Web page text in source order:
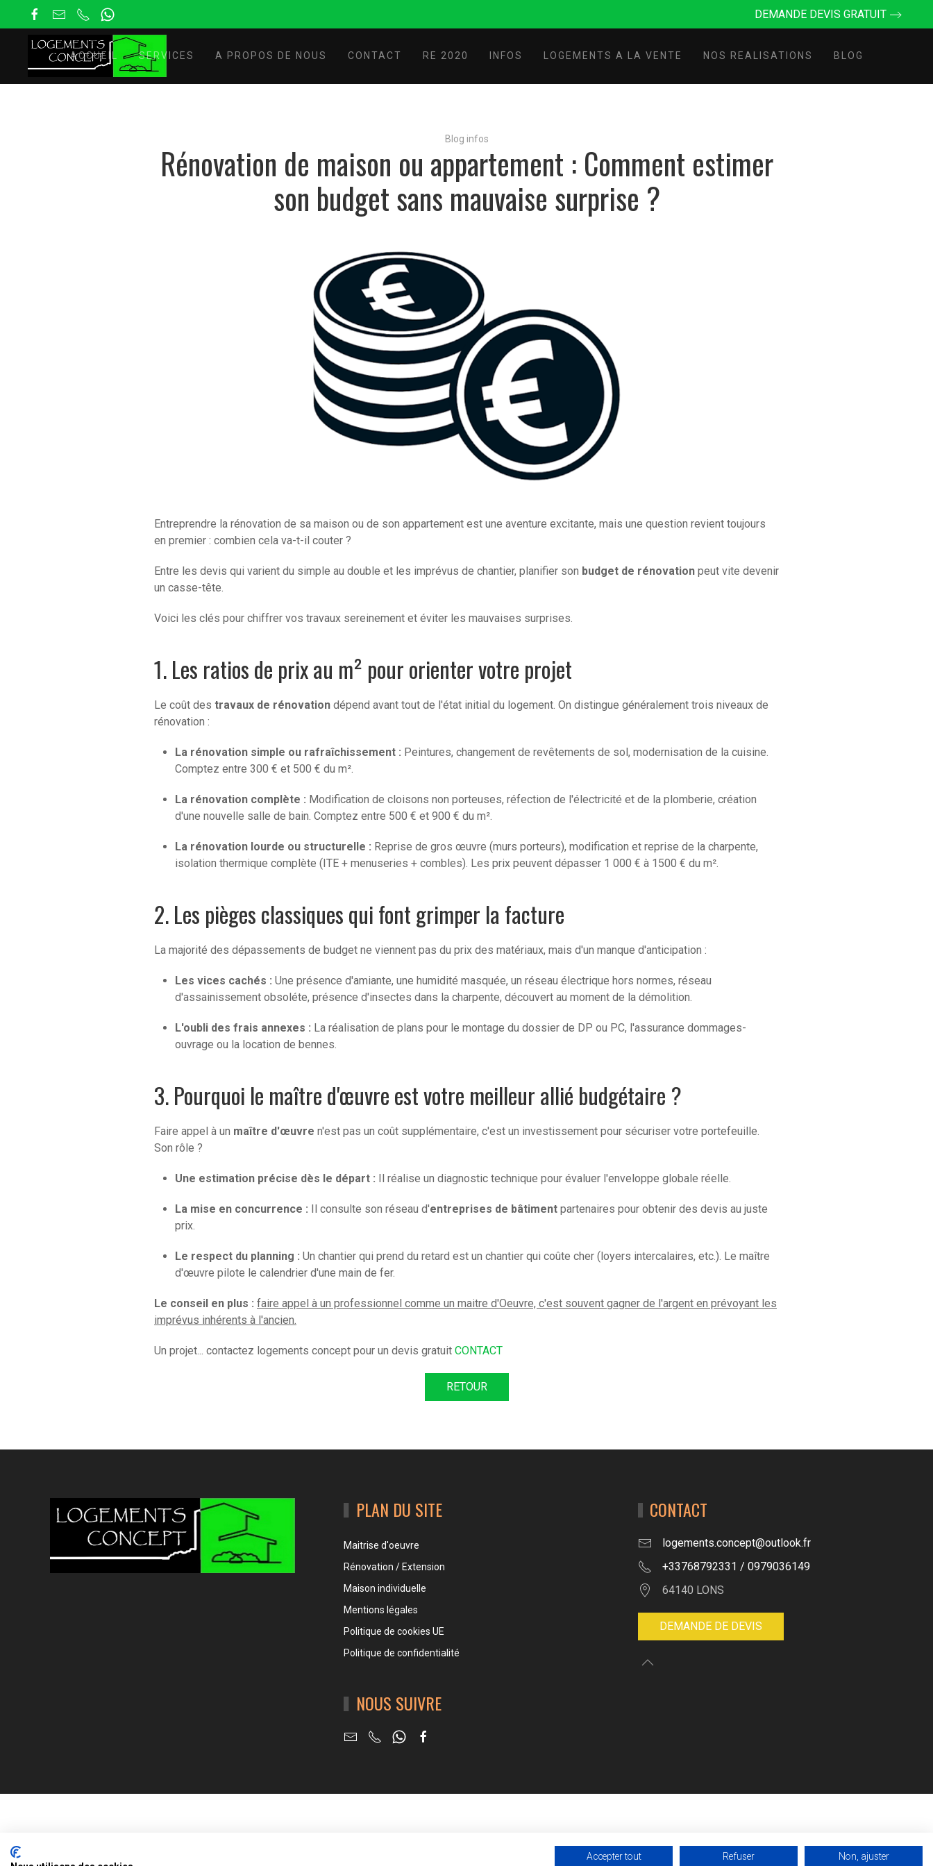
DEMANDE DEVIS GRATUIT
ACCUEIL SERVICES A PROPOS DE NOUS CONTACT RE 2020 INFOS LOGEMENTS A LA VENTE NOS REALISATIONS BLOG
Blog infos
Rénovation de maison ou appartement : Comment estimer
son budget sans mauvaise surprise ?
Entreprendre la rénovation de sa maison ou de son appartement est une aventure excitante, mais une question revient toujours
en premier : combien cela va-t-il couter ?
Entre les devis qui varient du simple au double et les imprévus de chantier, planifier son budget de rénovation peut vite devenir
un casse-tête.
Voici les clés pour chiffrer vos travaux sereinement et éviter les mauvaises surprises.
1. Les ratios de prix au m² pour orienter votre projet
Le coût des travaux de rénovation dépend avant tout de l'état initial du logement. On distingue généralement trois niveaux de
rénovation :
La rénovation simple ou rafraîchissement : Peintures, changement de revêtements de sol, modernisation de la cuisine.
Comptez entre 300 € et 500 € du m².
La rénovation complète : Modification de cloisons non porteuses, réfection de l'électricité et de la plomberie, création
d'une nouvelle salle de bain. Comptez entre 500 € et 900 € du m².
La rénovation lourde ou structurelle : Reprise de gros œuvre (murs porteurs), modification et reprise de la charpente,
isolation thermique complète (ITE + menuseries + combles). Les prix peuvent dépasser 1 000 € à 1500 € du m².
2. Les pièges classiques qui font grimper la facture
La majorité des dépassements de budget ne viennent pas du prix des matériaux, mais d'un manque d'anticipation :
Les vices cachés : Une présence d'amiante, une humidité masquée, un réseau électrique hors normes, réseau
d'assainissement obsoléte, présence d'insectes dans la charpente, découvert au moment de la démolition.
L'oubli des frais annexes : La réalisation de plans pour le montage du dossier de DP ou PC, l'assurance dommages-
ouvrage ou la location de bennes.
3. Pourquoi le maître d'œuvre est votre meilleur allié budgétaire ?
Faire appel à un maître d'œuvre n'est pas un coût supplémentaire, c'est un investissement pour sécuriser votre portefeuille.
Son rôle ?
Une estimation précise dès le départ : Il réalise un diagnostic technique pour évaluer l'enveloppe globale réelle.
La mise en concurrence : Il consulte son réseau d'entreprises de bâtiment partenaires pour obtenir des devis au juste
prix.
Le respect du planning : Un chantier qui prend du retard est un chantier qui coûte cher (loyers intercalaires, etc.). Le maître
d'œuvre pilote le calendrier d'une main de fer.
Le conseil en plus : faire appel à un professionnel comme un maitre d'Oeuvre, c'est souvent gagner de l'argent en prévoyant les
imprévus inhérents à l'ancien.
Un projet... contactez logements concept pour un devis gratuit CONTACT
RETOUR
PLAN DU SITE
Maitrise d'oeuvre
Rénovation / Extension
Maison individuelle
Mentions légales
Politique de cookies UE
Politique de confidentialité
NOUS SUIVRE
CONTACT
logements.concept@outlook.fr
+33768792331 / 0979036149
64140 LONS
DEMANDE DE DEVIS
iPaoo
Accepter tout Refuser Non, ajuster